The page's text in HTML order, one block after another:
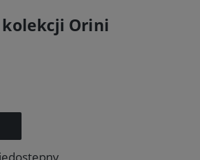
kolekcji Orini